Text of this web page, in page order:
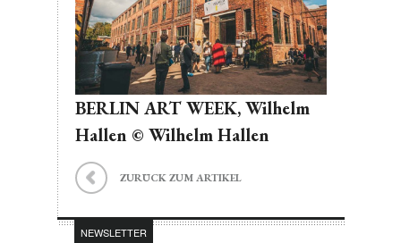
BERLIN ART WEEK, Wilhelm
Hallen © Wilhelm Hallen
ZURÜCK ZUM ARTIKEL
NEWSLETTER